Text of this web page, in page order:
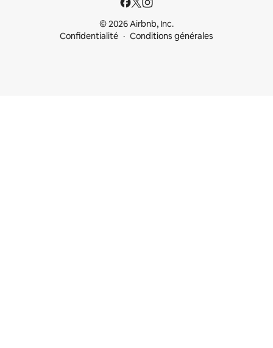
© 2026 Airbnb, Inc.
Confidentialité
Conditions générales